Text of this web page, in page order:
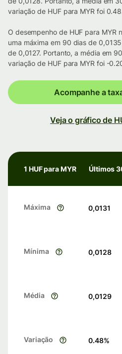
variação de HUF para MYR foi
O desempenho de HUF para MYR
uma máxima em 90 dias de
de 0,0127. Portanto, a média em
variação de HUF para MYR foi -
Acompanhe a
Veja o gráfico de
1 HUF para MYR Últimos
Máxima 0,0131
Mínima 0,0128
Média 0,0129
Variação 0.48%